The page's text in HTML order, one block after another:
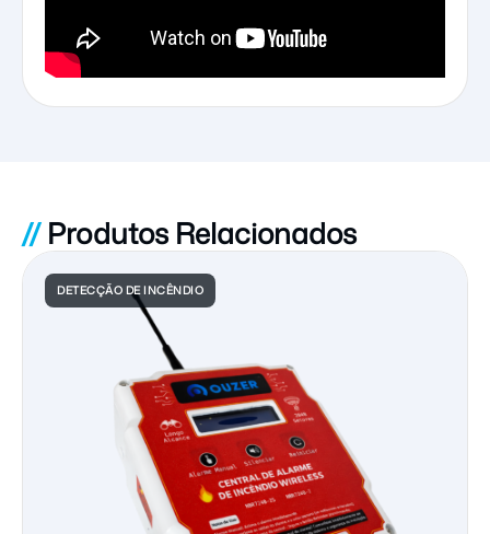
//Produtos Relacionados
DETECÇÃO DE INCÊNDIO